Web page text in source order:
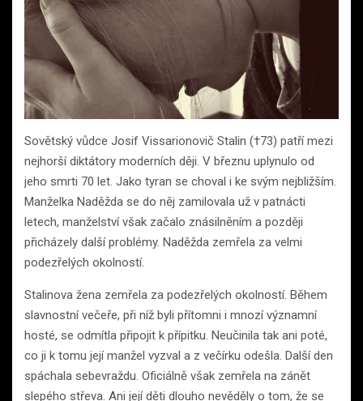
Sovětský vůdce Josif Vissarionovič Stalin (†73) patří mezi
nejhorší diktátory moderních ději. V březnu uplynulo od
jeho smrti 70 let. Jako tyran se choval i ke svým nejbližším.
Manželka Naděžda se do něj zamilovala už v patnácti
letech, manželství však začalo znásilněním a později
přicházely další problémy. Naděžda zemřela za velmi
podezřelých okolností.
Stalinova žena zemřela za podezřelých okolností. Během
slavnostní večeře, při níž byli přítomni i mnozí významní
hosté, se odmítla připojit k přípitku. Neučinila tak ani poté,
co ji k tomu její manžel vyzval a z večírku odešla. Další den
spáchala sebevraždu. Oficiálně však zemřela na zánět
slepého střeva. Ani její děti dlouho nevěděly o tom, že se